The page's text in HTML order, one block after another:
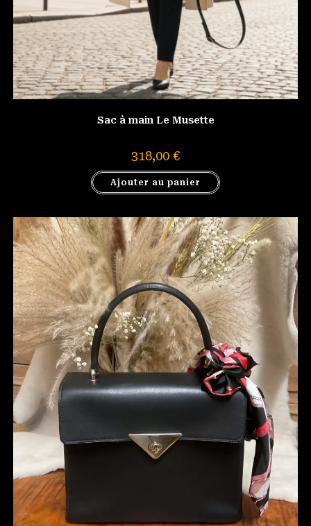
Sac à main Le Musette
318,00 €
Ajouter au panier